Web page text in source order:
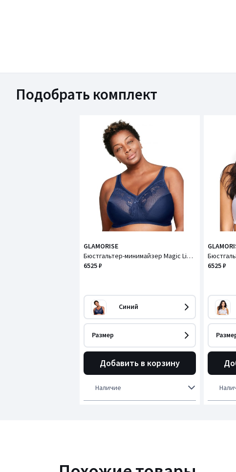
Подобрать комплект
GLAMORISE
Бюстгальтер-минимайзер Magic Lift / Меджик Лифт без косточек
6525 ₽
Синий
Размер
Добавить в корзину
Наличие
6525 ₽